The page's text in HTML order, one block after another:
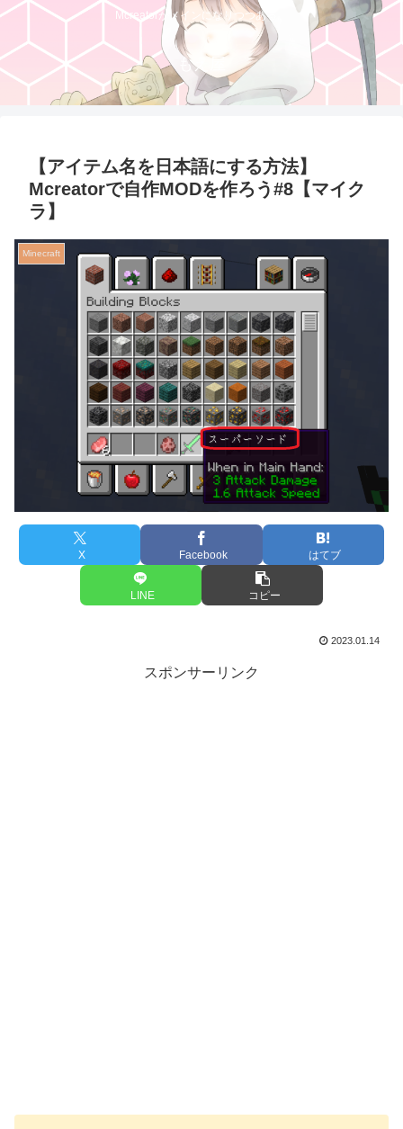
Mcreatorがメインになりつつある。
もえ屋
【アイテム名を日本語にする方法】
Mcreatorで自作MODを作ろう#8【マイク
ラ】
Minecraft
X Facebook はてブ
LINE コピー
2023.01.14
スポンサーリンク